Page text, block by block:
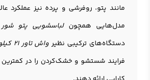
مانند پتو، روفرشی و پرده نیز عملکرد
مدل‌هایی همچونلباسشویی پتو شور 21
دستگاه‌های ترکیبی نظیرواش تاور 21 کیلویی
فرایند شستشو و خشک‌کردن را در کمترین